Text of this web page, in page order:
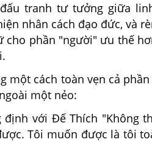
tranh tư tưởng giữa
nhân cách đạo đức, và
cho phần "người" ưu thế
một cách toàn vẹn cả phần
một nẻo:
định với Đế Thích "Không
Tôi muốn được là tôi